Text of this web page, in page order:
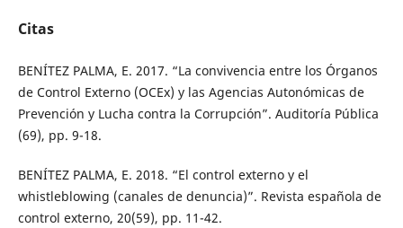
Citas
BENÍTEZ PALMA, E. 2017. “La convivencia entre los Órganos
de Control Externo (OCEx) y las Agencias Autonómicas de
Prevención y Lucha contra la Corrupción”. Auditoría Pública
(69), pp. 9-18.
BENÍTEZ PALMA, E. 2018. “El control externo y el
whistleblowing (canales de denuncia)”. Revista española de
control externo, 20(59), pp. 11-42.